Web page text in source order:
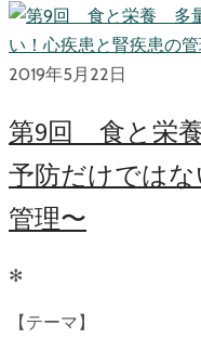
2019年5月22日
第9回 食と栄
予防だけでは
管理〜
✻
【テーマ】